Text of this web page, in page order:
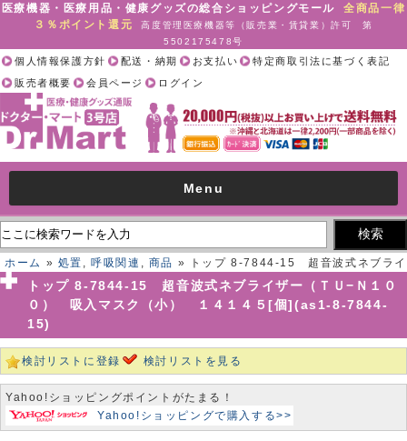
医療機器・医療用品・健康グッズの総合ショッピングモール全商品一律
３％ポイント還元
高度管理医療機器等（販売業・賃貸業）許可 第
5502175478号
個人情報保護方針 配送・納期 お支払い
特定商取引法に基づく表記
販売者概要
会員ページ ログイン
Menu
ホーム » 処置 ,呼吸関連 , 商品 » トップ 8-7844-15 超音波式ネブライ
ザー（ＴＵ−Ｎ１００） 吸入マスク（小） １４１４５[個](as1-8-
7844-15)
トップ 8-7844-15 超音波式ネブライザー（ＴＵ−Ｎ１０
０） 吸入マスク（小） １４１４５[個](as1-8-7844-
15)
検討リストに登録 検討リストを見る
Yahoo!ショッピングポイントがたまる！
Yahoo!ショッピングで購入する>>